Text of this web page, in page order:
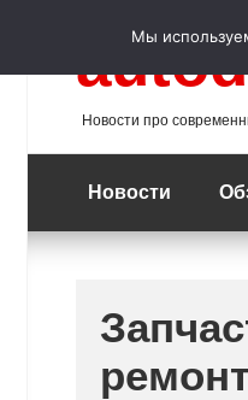
Новости про
Новости
Мы